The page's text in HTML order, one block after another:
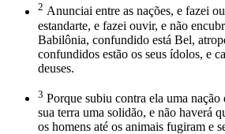
2 Anunciai entre as nações, e fazei
estandarte, e fazei ouvir, e não
Babilônia, confundido está Bel,
confundidos estão os seus ídolos, e
deuses.
3 Porque subiu contra ela uma
sua terra uma solidão, e não haverá
os homens até os animais fugiram e